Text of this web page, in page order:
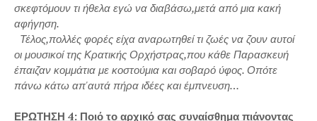
σκεφτόμουν τι ήθελα εγώ να διαβάσω,μετά από μια κακή
αφήγηση.
Τέλος,πολλές φορές είχα αναρωτηθεί τι ζωές να ζουν αυτοί
οι μουσικοί της Κρατικής Ορχήστρας,που κάθε Παρασκευή
έπαιζαν κομμάτια με κοστούμια και σοβαρό ύφος. Οπότε
πάνω κάτω απ'αυτά πήρα ιδέες και έμπνευση…
ΕΡΩΤΗΣΗ 4: Ποιό το αρχικό σας συναίσθημα πιάνοντας